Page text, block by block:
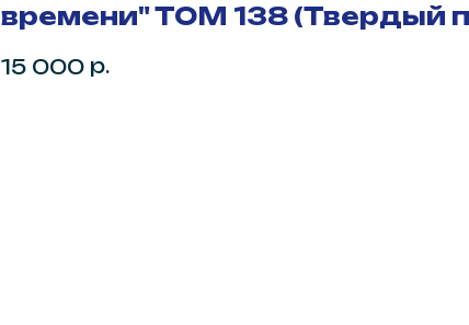
времени" ТОМ 138 (Твердый
15 000 р.